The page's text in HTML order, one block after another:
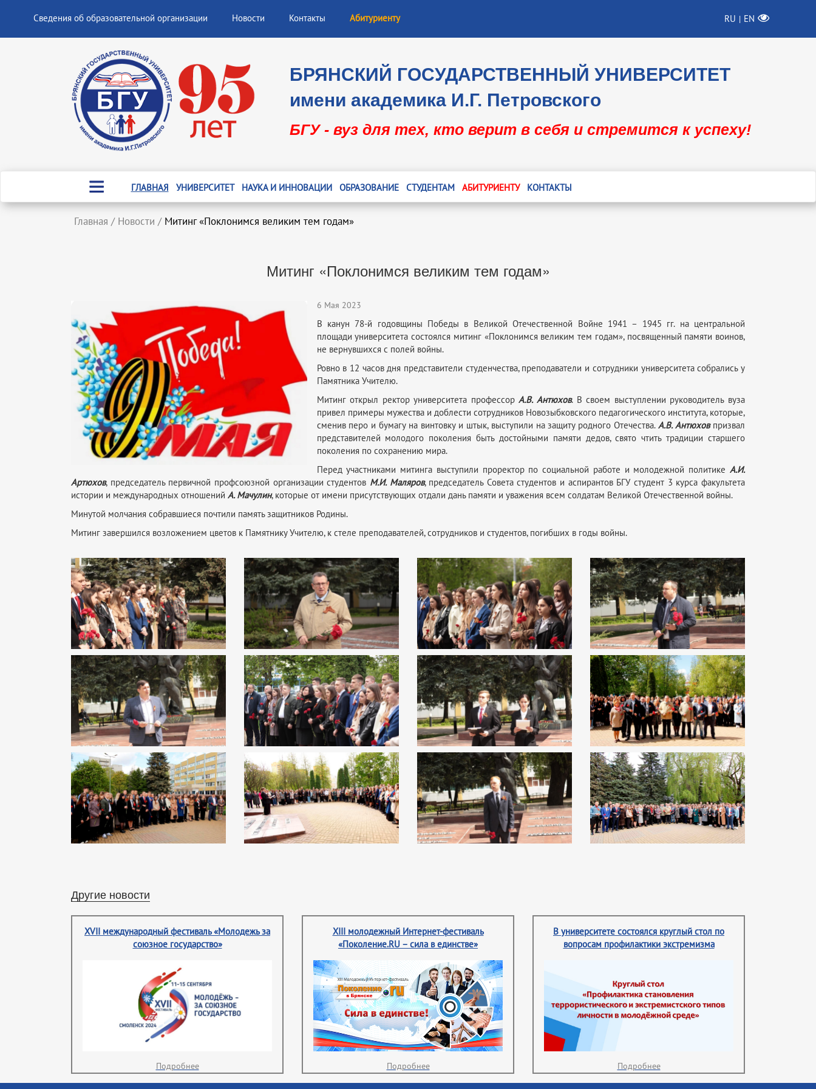
Сведения об образовательной организации Новости Контакты Абитуриенту RU | EN
БРЯНСКИЙ ГОСУДАРСТВЕННЫЙ УНИВЕРСИТЕТ
имени академика И.Г. Петровского
БГУ - вуз для тех, кто верит в себя и стремится к успеху!
ГЛАВНАЯ УНИВЕРСИТЕТ НАУКА И ИННОВАЦИИ ОБРАЗОВАНИЕ СТУДЕНТАМ АБИТУРИЕНТУ КОНТАКТЫ
Главная / Новости / Митинг «Поклонимся великим тем годам»
Митинг «Поклонимся великим тем годам»
6 Мая 2023
В канун 78-й годовщины Победы в Великой Отечественной Войне 1941 – 1945 гг. на центральной
площади университета состоялся митинг «Поклонимся великим тем годам», посвященный памяти воинов,
не вернувшихся с полей войны.
Ровно в 12 часов дня представители студенчества, преподаватели и сотрудники университета собрались у
Памятника Учителю.
Митинг открыл ректор университета профессорА.В. Антюхов. В своем выступлении руководитель вуза
привел примеры мужества и доблести сотрудников Новозыбковского педагогического института, которые,
сменив перо и бумагу на винтовку и штык, выступили на защиту родного Отечества.А.В. Антюховпризвал
представителей молодого поколения быть достойными памяти дедов, свято чтить традиции старшего
поколения по сохранению мира.
Перед участниками митинга выступили проректор по социальной работе и молодежной политике А.И.
Артюхов, председатель первичной профсоюзной организации студентов М.И. Маляров, председатель Совета студентов и аспирантов БГУ студент 3 курса факультета
истории и международных отношений А. Мачулин, которые от имени присутствующих отдали дань памяти и уважения всем солдатам Великой Отечественной войны.
Минутой молчания собравшиеся почтили память защитников Родины.
Митинг завершился возложением цветов к Памятнику Учителю, к стеле преподавателей, сотрудников и студентов, погибших в годы войны.
Другие новости
XVII международный фестиваль «Молодежь за
союзное государство»
Подробнее
XIII молодежный Интернет-фестиваль
«Поколение.RU – сила в единстве»
Подробнее
В университете состоялся круглый стол по
вопросам профилактики экстремизма
Подробнее